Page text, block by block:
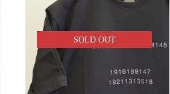
SOLD OUT